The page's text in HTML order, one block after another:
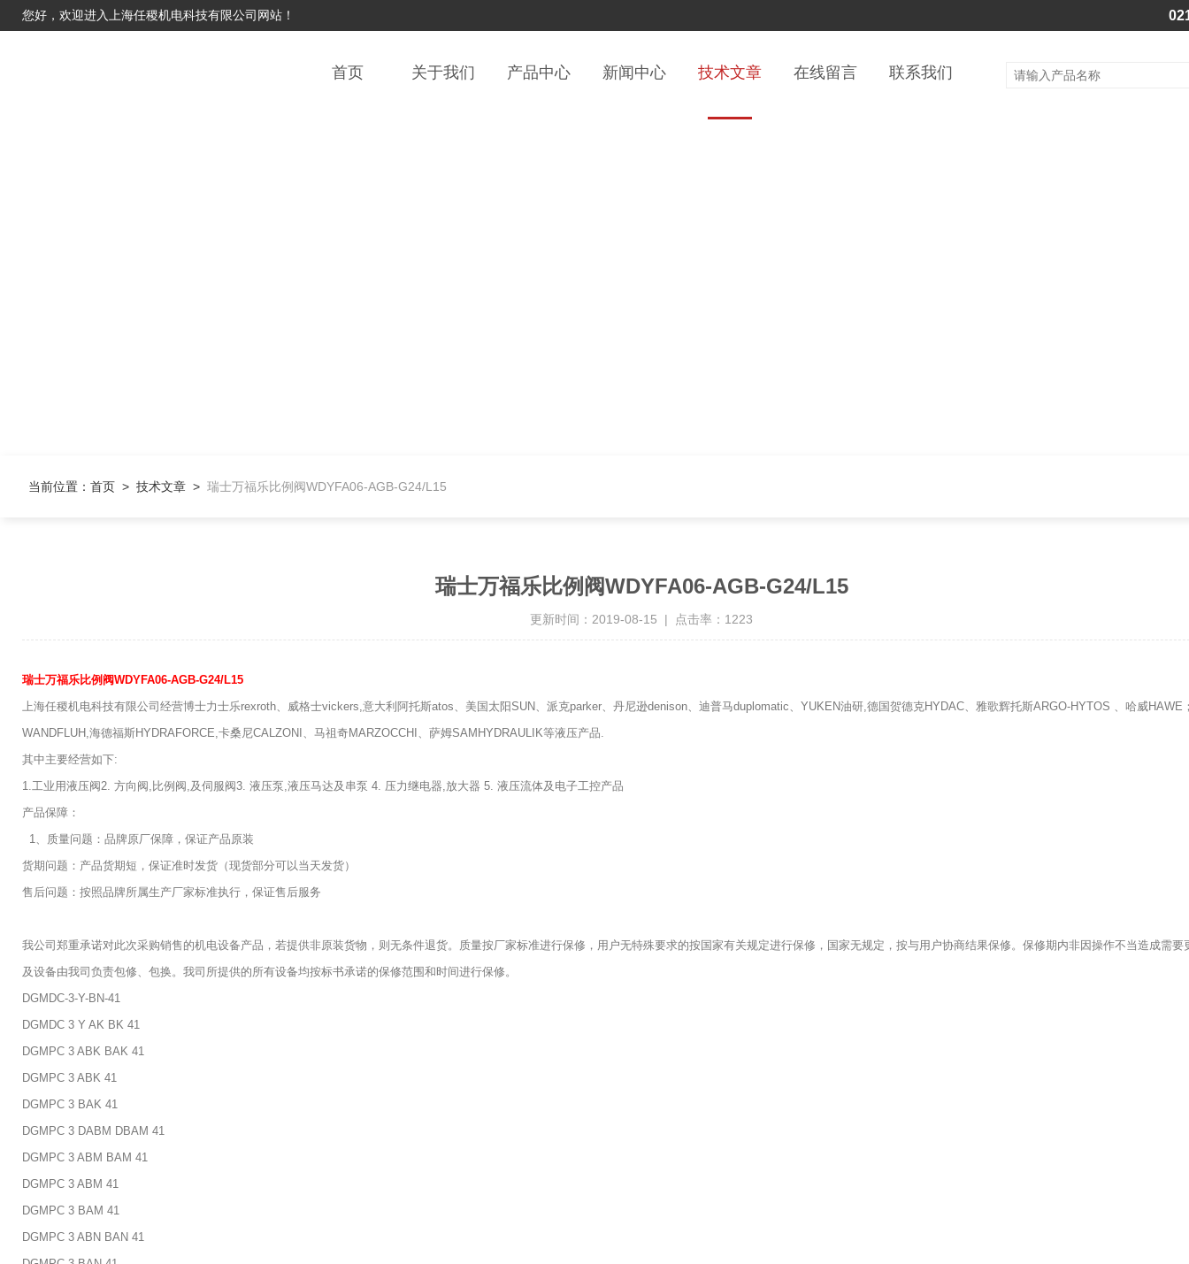
您好，欢迎进入上海任稷机电科技有限公司网站！
首页 关于我们 产品中心 新闻中心 技术文章 在线留言 联系我们
当前位置： 首页 > 技术文章 > 瑞士万福乐比例阀WDYFA06-AGB-G24/L15
瑞士万福乐比例阀WDYFA06-AGB-G24/L15
更新时间：2019-08-15 | 点击率：1223
瑞士万福乐比例阀WDYFA06-AGB-G24/L15
上海任稷机电科技有限公司经营博士力士乐rexroth、威格士vickers,意大利阿托斯atos、美国太阳SUN、派克parker、丹尼逊denison、迪普马duplomatic、YUKEN油研,德国贺德克HYDAC、雅歌辉托斯ARGO-HYTOS 、哈威HAWE
WANDFLUH,海德福斯HYDRAFORCE,卡桑尼CALZONI、马祖奇MARZOCCHI、萨姆SAMHYDRAULIK等液压产品.
其中主要经营如下:
1.工业用液压阀2. 方向阀,比例阀,及伺服阀3. 液压泵,液压马达及串泵 4. 压力继电器,放大器 5. 液压流体及电子工控产品
产品保障：
1、质量问题：品牌原厂保障，保证产品原装
货期问题：产品货期短，保证准时发货（现货部分可以当天发货）
售后问题：按照品牌所属生产厂家标准执行，保证售后服务
我公司郑重承诺对此次采购销售的机电设备产品，若提供非原装货物，则无条件退货。质量按厂家标准进行保修，用户无特殊要求的按国家有关规定进行保修，国家无规定，按与用户协商结果保修。保修期内非因操作不当造成需要
及设备由我司负责包修、包换。我司所提供的所有设备均按标书承诺的保修范围和时间进行保修。
DGMDC-3-Y-BN-41
DGMDC 3 Y AK BK 41
DGMPC 3 ABK BAK 41
DGMPC 3 ABK 41
DGMPC 3 BAK 41
DGMPC 3 DABM DBAM 41
DGMPC 3 ABM BAM 41
DGMPC 3 ABM 41
DGMPC 3 BAM 41
DGMPC 3 ABN BAN 41